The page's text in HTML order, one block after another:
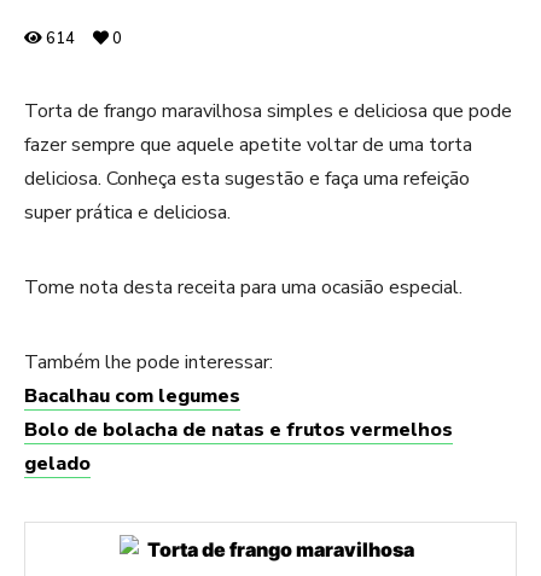
614 0
Torta de frango maravilhosa simples e deliciosa que pode
fazer sempre que aquele apetite voltar de uma torta
deliciosa. Conheça esta sugestão e faça uma refeição
super prática e deliciosa.
Tome nota desta receita para uma ocasião especial.
Também lhe pode interessar:
Bacalhau com legumes
Bolo de bolacha de natas e frutos vermelhos
gelado